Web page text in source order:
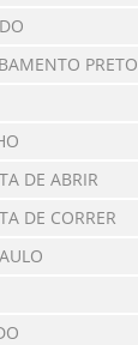
PRETO
DE ABRIR
DE CORRER